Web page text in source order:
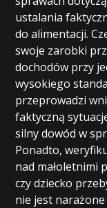
ustalania
do alimentacji.
swoje zarobki
dochodów przy
wysokiego
przeprowadzi
faktyczną
silny dowód w
Ponadto,
nad małoletnimi
czy dziecko
nie jest